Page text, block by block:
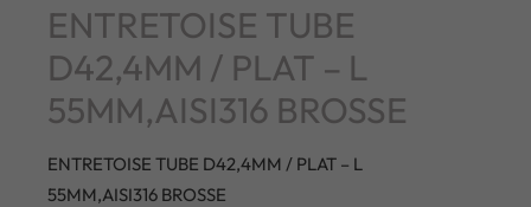
ENTRETOISE TUBE
D42,4MM / PLAT – L
55MM,AISI316 BROSSE
ENTRETOISE TUBE D42,4MM / PLAT – L
55MM,AISI316 BROSSE